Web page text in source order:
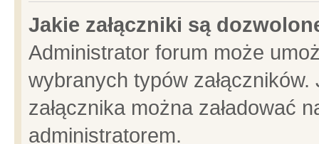
Jakie załączniki są
Administrator forum może
wybranych typów
załącznika można załadować
administratorem.